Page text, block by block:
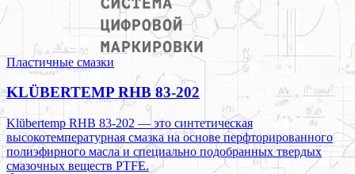
Пластичные смазки
KLÜBERTEMP RHB 83-202
Klübertemp RHB 83-202 — это синтетическая
высокотемпературная смазка на основе перфторированного
полиэфирного масла и специально подобранных твердых
смазочных веществ PTFE.